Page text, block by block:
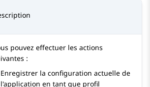
pouvez effectuer les actions
:
Enregistrer la configuration actuelle de
l'application en tant que profil